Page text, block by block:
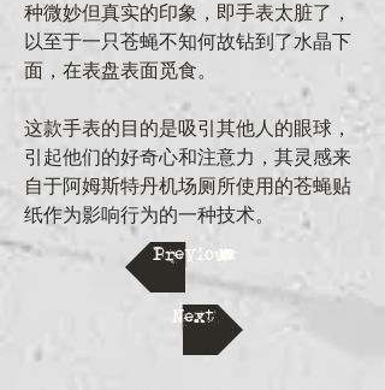
种微妙但真实的印象，即手表太脏了，
以至于一只苍蝇不知何故钻到了水晶下
面，在表盘表面觅食。
这款手表的目的是吸引其他人的眼球，
引起他们的好奇心和注意力，其灵感来
自于阿姆斯特丹机场厕所使用的苍蝇贴
纸作为影响行为的一种技术。
Previous
Next